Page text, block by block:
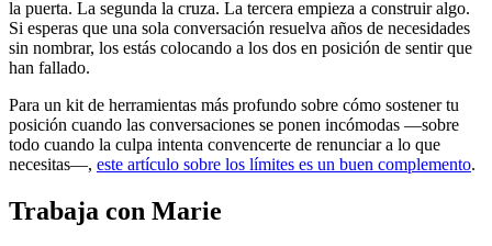
la puerta. La segunda la cruza. La tercera empieza a construir algo.
Si esperas que una sola conversación resuelva años de necesidades
sin nombrar, los estás colocando a los dos en posición de sentir que
han fallado.
Para un kit de herramientas más profundo sobre cómo sostener tu
posición cuando las conversaciones se ponen incómodas —sobre
todo cuando la culpa intenta convencerte de renunciar a lo que
necesitas—, este artículo sobre los límites es un buen complemento.
Trabaja con Marie